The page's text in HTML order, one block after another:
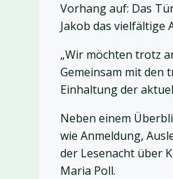
Vorhang auf: Das
Jakob das vielfältige
„Wir möchten trotz
Gemeinsam mit den
Einhaltung der
Neben einem
wie Anmeldung,
der Lesenacht über
Maria Poll.